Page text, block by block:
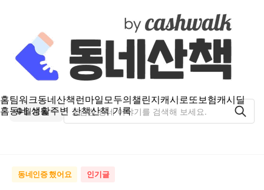
홈팀워크동네산책런마일모두의챌린지캐시로또보험캐시딜
홈동네 생활주변 산책산책 기록
월계동
동네인증 했어요 인기글